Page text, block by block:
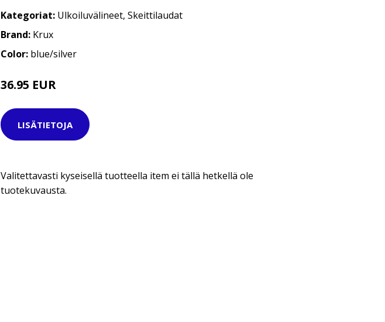
Kategoriat: Ulkoiluvälineet, Skeittilaudat
Brand: Krux
Color: blue/silver
36.95 EUR
LISÄTIETOJA
Valitettavasti kyseisellä tuotteella item ei tällä hetkellä ole
tuotekuvausta.